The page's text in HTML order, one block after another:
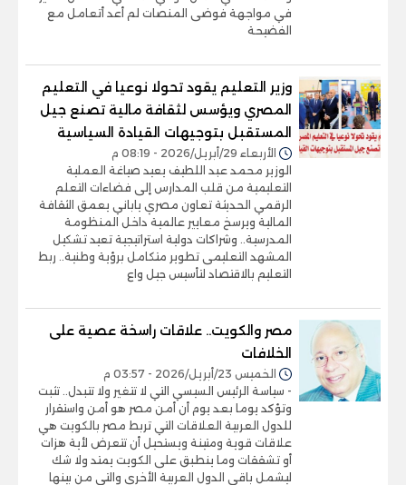
في مواجهة فوضى المنصات لم أعد أتعامل مع
الفضيحة
وزير التعليم يقود تحولا نوعيا في التعليم
المصري ويؤسس لثقافة مالية تصنع جيل
المستقبل بتوجيهات القيادة السياسية
الأربعاء 29/أبريل/2026 - 08:19 م
الوزير محمد عبد اللطيف يعيد صياغة العملية
التعليمية من قلب المدارس إلى فضاءات التعلم
الرقمي الحديثة تعاون مصري ياباني يعمق الثقافة
المالية ويرسخ معايير عالمية داخل المنظومة
المدرسية.. وشراكات دولية استراتيجية تعيد تشكيل
المشهد التعليمى تطوير متكامل برؤية وطنية.. ربط
التعليم بالاقتصاد لتأسيس جيل واع
مصر والكويت.. علاقات راسخة عصية على
الخلافات
الخميس 23/أبريل/2026 - 03:57 م
- سياسة الرئيس السيسي التي لا تتغير ولا تتبدل.. تثبت
وتؤكد يوما بعد يوم أن أمن مصر هو أمن واستقرار
للدول العربية العلاقات التي تربط مصر بالكويت هي
علاقات قوية ومتينة ويستحيل أن تتعرض لأية هزات
أو تشققات وما ينطبق على الكويت يمتد ولا شك
ليشمل باقي الدول العربية الأخرى والتي من بينها